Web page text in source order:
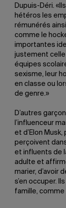
Dupuis-Déri.
hétéros les
rémunérés
comme le
importantes
justement celle
équipes
sexisme, leur
en classe ou
de genre.»
D’autres
l’influenceur
et d’Elon
perçoivent
et influents de
adulte et
marier, d’avoir
s’en occuper.
famille,